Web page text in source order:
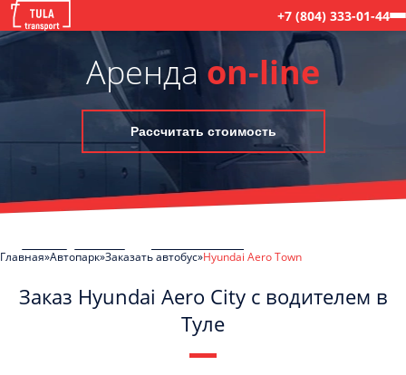
+7 (804) 333-01-44
Аренда on-line
Рассчитать стоимость
Главная Автопарк Заказать автобус Hyundai Aero Town
Заказ Hyundai Aero City с водителем в
Туле
Политикой конфиденциальности
ознакомлен(а), даю согласие на